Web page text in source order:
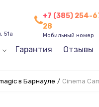
51а
+7 (385) 254-
28
Мобильный номер
Гарантия Отзывы
в Барнауле / Cinema